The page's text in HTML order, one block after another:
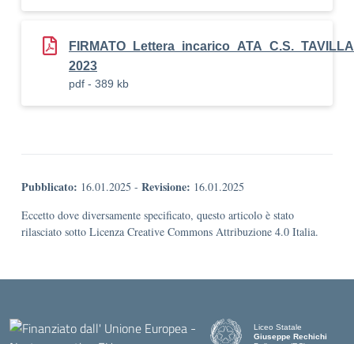
2023
pdf - 389 kb
Pubblicato: 16.01.2025 - Revisione: 16.01.2025
Eccetto dove diversamente specificato, questo articolo è stato
rilasciato sotto Licenza Creative Commons Attribuzione 4.0 Italia.
Liceo Statale
Giuseppe Rechichi